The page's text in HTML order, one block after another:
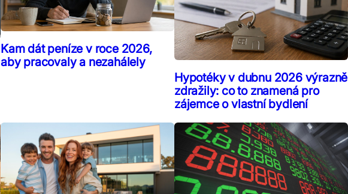
Kam dát peníze v roce 2026,
aby pracovaly a nezahálely
Hypotéky v dubnu 2026 výrazně
zdražily: co to znamená pro
zájemce o vlastní bydlení